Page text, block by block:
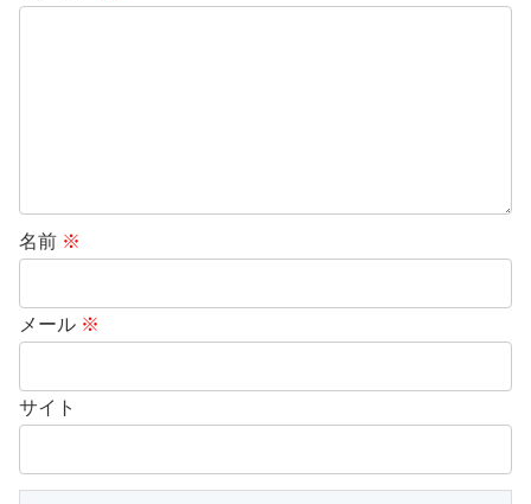
名前 ※
メール ※
サイト